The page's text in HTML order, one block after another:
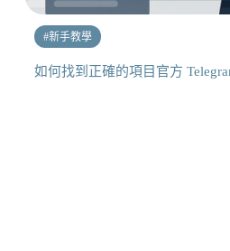
#新手教學
如何找到正確的項目官方